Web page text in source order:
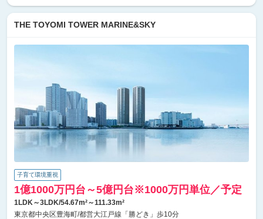
THE TOYOMI TOWER MARINE&SKY
子育て環境重視
1億1000万円台～5億円台※1000万円単位／予定
1LDK～3LDK/54.67m²～111.33m²
東京都中央区豊海町/都営大江戸線「勝どき」歩10分